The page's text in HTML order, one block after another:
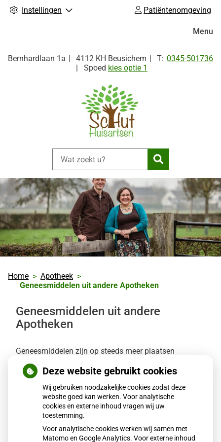
Instellingen Patiëntenomgeving
Bernhardlaan 1a 4112 KH Beusichem Tel:
0345-501736
Spoed kies optie 1
Zoeken
Menu
Home
Apotheek
Geneesmiddelen uit andere Apotheken
Geneesmiddelen uit andere
Apotheken
Geneesmiddelen zijn op steeds meer plaatsen
verkrijgbaar. Behalve bij uw eigen apotheekhoudende
huisarts kunt u tegenwoordig ook met uw recept
terecht bij een internetapotheek of een apotheek in een
ziekenhuis. Dat is makkelijk, maar er zit ook een risico
aan: door geneesmiddelen op verschillende plaatsen
op te halen ontbreekt bij onze apotheek het overzicht
van uw geneesmiddelengebruik. Dat maakt controle
Deze website gebruikt cookies
Wij gebruiken noodzakelijke cookies zodat deze
website goed kan werken. Voor analytische
cookies en externe inhoud vragen wij uw
toestemming.
Voor analytische cookies werken wij samen met
Matomo en Google Analytics. Voor externe inhoud